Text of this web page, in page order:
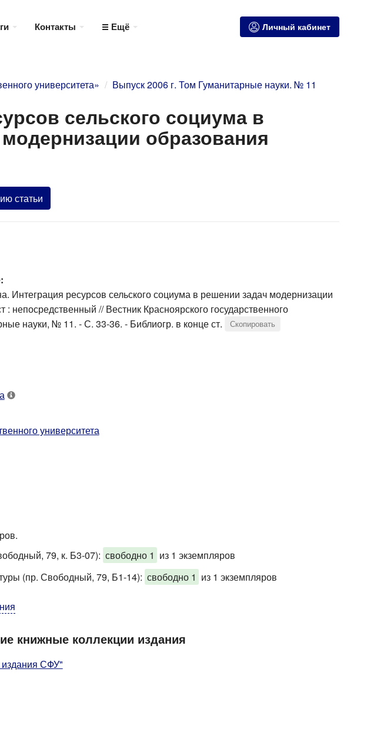
Контакты Ещё Личный кабинет
университета» Выпуск 2006 г. Том Гуманитарные науки. № 11
сельского социума в
образования
статьи
Интеграция ресурсов сельского социума в решении задач модернизации
: непосредственный // Вестник Красноярского государственного
науки, № 11. - С. 33-36. - Библиогр. в конце ст.
Скопировать
университета
79, к. Б3-07): свободно 1 из 1 экземпляров
(пр. Свободный, 79, Б1-14): свободно 1 из 1 экземпляров
книжные коллекции издания
издания СФУ"